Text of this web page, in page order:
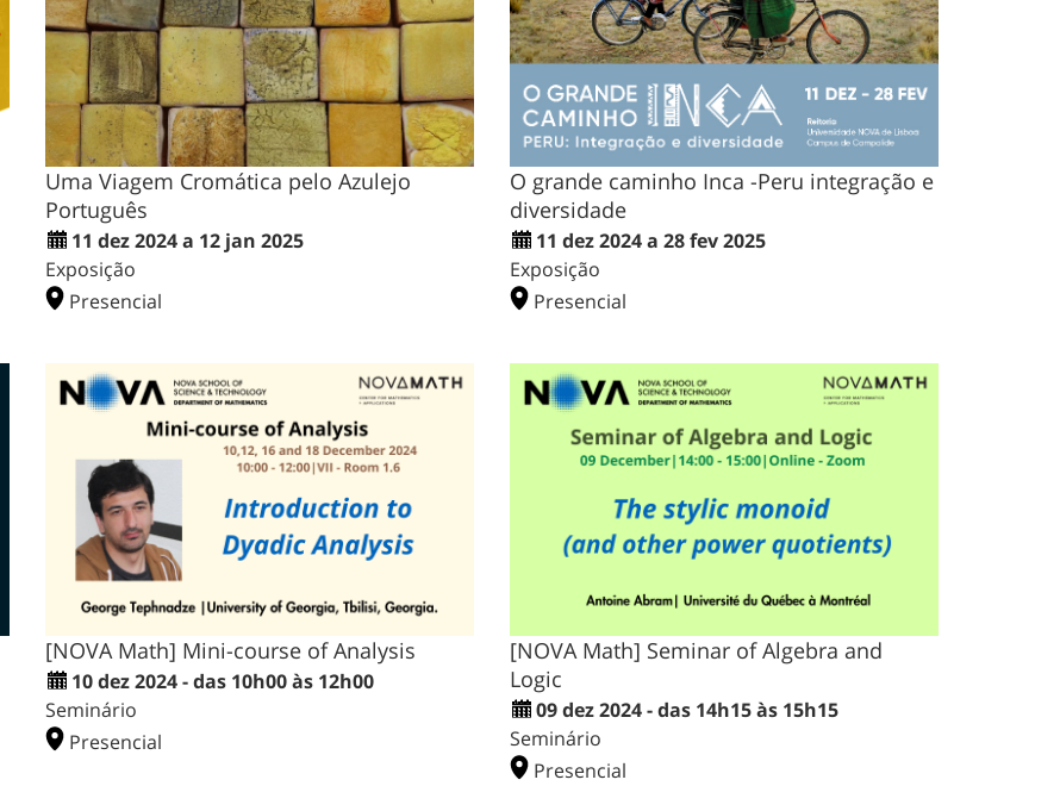
Uma Viagem Cromática pelo Azulejo
Português
11 dez 2024 a 12 jan 2025
Exposição
Presencial
O grande caminho Inca -Peru integração e
diversidade
11 dez 2024 a 28 fev 2025
Exposição
Presencial
[NOVA Math] Mini-course of Analysis
10 dez 2024 - das 10h00 às 12h00
Seminário
Presencial
[NOVA Math] Seminar of Algebra and
Logic
09 dez 2024 - das 14h15 às 15h15
Seminário
Presencial